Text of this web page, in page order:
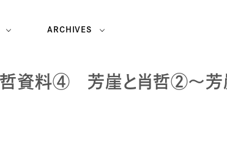
ARCHIVES
哲資料④ 芳崖と肖哲②～